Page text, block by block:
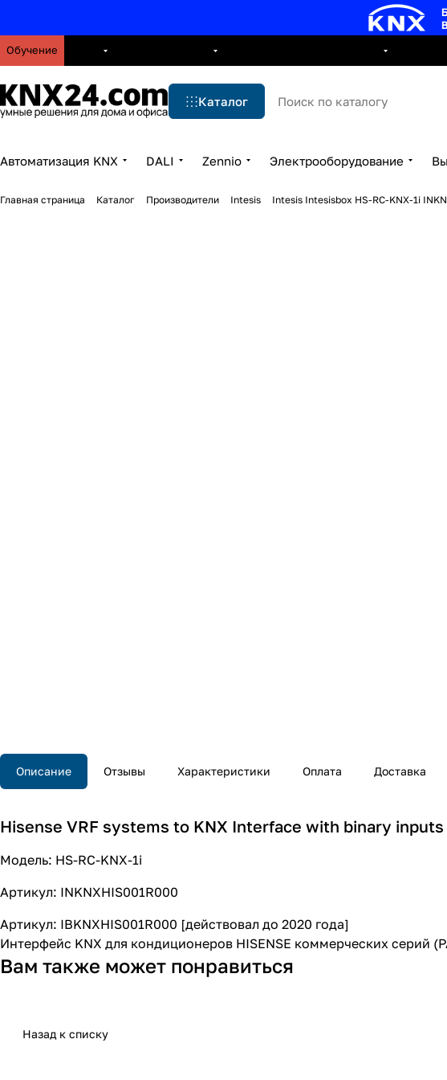
Обучение
Каталог
Автоматизация KNX DALI Zennio Электрооборудование
Главная страница Каталог Производители Intesis Intesis Intesisbox HS-RC-KNX-1i
Описание Отзывы Характеристики Оплата Доставка
Hisense VRF systems to KNX Interface with binary inputs
Модель: HS-RC-KNX-1i
Артикул: INKNXHIS001R000
Артикул: IBKNXHIS001R000 [действовал до 2020 года]
Интерфейс KNX для кондиционеров HISENSE коммерческих серий
Вам также может понравиться
Назад к списку